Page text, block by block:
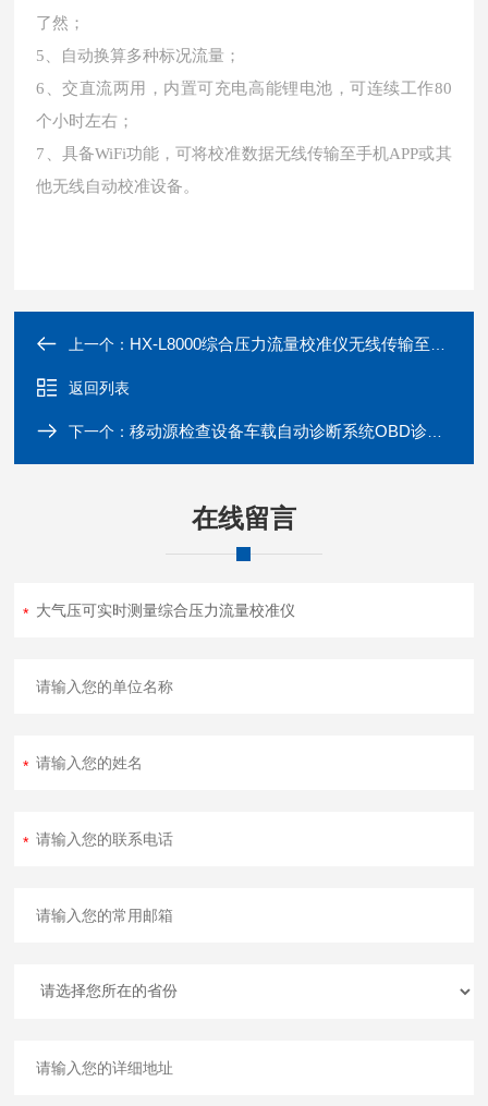
了然；
5、自动换算多种标况流量；
6、交直流两用，内置可充电高能锂电池，可连续工作80
个小时左右；
7、具备WiFi功能，可将校准数据无线传输至手机APP或其
他无线自动校准设备。
上一个： HX-L8000综合压力流量校准仪无线传输至手机APP
返回列表
下一个：移动源检查设备车载自动诊断系统OBD诊断仪
在线留言